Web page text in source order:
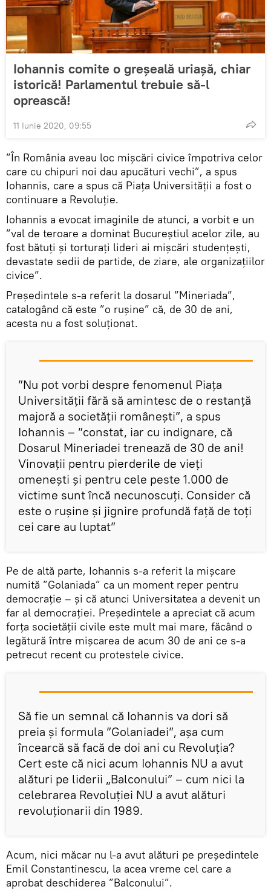
Iohannis comite o greșeală uriașă, chiar
istorică! Parlamentul trebuie să-l
oprească!
11 Iunie 2020, 09:55
”În România aveau loc mișcări civice împotriva celor
care cu chipuri noi dau apucături vechi”, a spus
Iohannis, care a spus că Piața Universității a fost o
continuare a Revoluție.
Iohannis a evocat imaginile de atunci, a vorbit e un
”val de teroare a dominat Bucureștiul acelor zile, au
fost bătuți și torturați lideri ai mișcări studențești,
devastate sedii de partide, de ziare, ale organizațiilor
civice”.
Președintele s-a referit la dosarul ”Mineriada”,
catalogând că este ”o rușine” că, de 30 de ani,
acesta nu a fost soluționat.
”Nu pot vorbi despre fenomenul Piața
Universității fără să amintesc de o restanță
majoră a societății românești”, a spus
Iohannis – ”constat, iar cu indignare, că
Dosarul Mineriadei trenează de 30 de ani!
Vinovații pentru pierderile de vieți
omenești și pentru cele peste 1.000 de
victime sunt încă necunoscuți. Consider că
este o rușine și jignire profundă față de toți
cei care au luptat”
Pe de altă parte, Iohannis s-a referit la mișcare
numită ”Golaniada” ca un moment reper pentru
democrație – și că atunci Universitatea a devenit un
far al democrației. Președintele a apreciat că acum
forța societății civile este mult mai mare, făcând o
legătură între mișcarea de acum 30 de ani ce s-a
petrecut recent cu protestele civice.
Să fie un semnal că Iohannis va dori să
preia și formula ”Golaniadei”, așa cum
încearcă să facă de doi ani cu Revoluția?
Cert este că nici acum Iohannis NU a avut
alături pe liderii „Balconului” – cum nici la
celebrarea Revoluției NU a avut alături
revoluționarii din 1989.
Acum, nici măcar nu l-a avut alături pe președintele
Emil Constantinescu, la acea vreme cel care a
aprobat deschiderea ”Balconului”.